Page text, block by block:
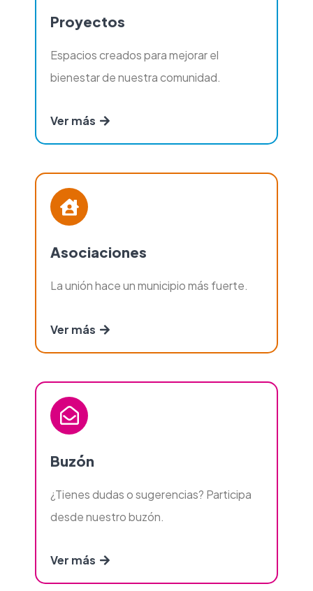
Proyectos
Espacios creados para mejorar el
bienestar de nuestra comunidad.
Ver más
Asociaciones
La unión hace un municipio más fuerte.
Ver más
Buzón
¿Tienes dudas o sugerencias? Participa
desde nuestro buzón.
Ver más